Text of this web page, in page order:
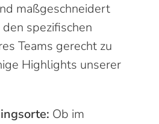
maßgeschneidert
spezifischen
Teams gerecht zu
Highlights unserer
Ob im